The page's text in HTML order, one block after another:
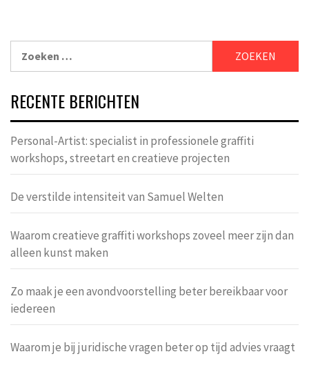
naar:
RECENTE BERICHTEN
Personal-Artist: specialist in professionele graffiti
workshops, streetart en creatieve projecten
De verstilde intensiteit van Samuel Welten
Waarom creatieve graffiti workshops zoveel meer zijn dan
alleen kunst maken
Zo maak je een avondvoorstelling beter bereikbaar voor
iedereen
Waarom je bij juridische vragen beter op tijd advies vraagt